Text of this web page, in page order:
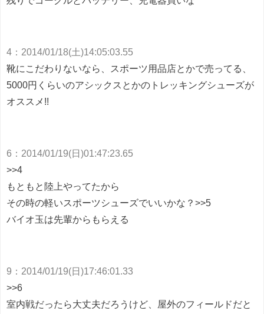
4 ： 2014/01/18(土)14:05:03.55
靴にこだわりないなら、スポーツ用品店とかで売ってる、
5000円くらいのアシックスとかのトレッキングシューズが
オススメ!!
6 ： 2014/01/19(日)01:47:23.65
>>4
もともと陸上やってたから
その時の軽いスポーツシューズでいいかな？>>5
バイオ玉は先輩からもらえる
9 ： 2014/01/19(日)17:46:01.33
>>6
室内戦だったら大丈夫だろうけど、屋外のフィールドだと